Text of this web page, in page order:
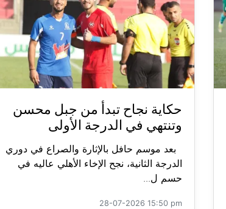
حكاية نجاح تبدأ من جبل محسن
وتنتهي في الدرجة الأولى
بعد موسم حافل بالإثارة والصراع في دوري
الدرجة الثانية، نجح الإخاء الأهلي عاليه في
حسم ل...
28-07-2026 15:50 pm